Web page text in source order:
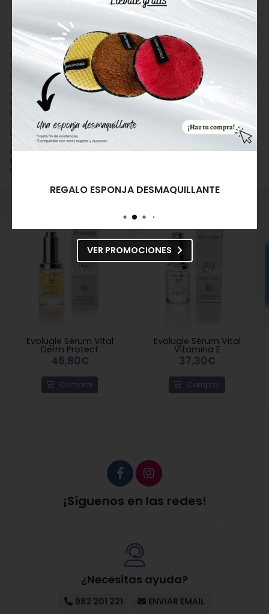
Hierro Extracto Mineral - Bohí Spa. El Hierro Extracto Mineral es la
solución para las pieles apagadas y sin luminosidad, ya que sus
principios activos aportan un aspecto sano y radiante.
ComprarBohí Spa Hierro Extracto Mineral por 43,00 €. Producto en
stock, recogida en tienda.
Precio, información, características, video e imágenes de
Bohí Spa
Hierro Extracto Mineral
referencia 8432666050027, EAN
8432666050027, pertenece a las categorías
Sérum
Hidratante/Nutritivo (169) ySérum Oxigenante (26) y a la marcaBohí
(57).
Encuentra productos relacionados y de similares características a
982 201 221 ENVIAR EMAIL
Evolugie Sérum Vital
Derm Protect
46,80€
Comprar
Evolugie Sérum Vital
Vitamina E
37,30€
Comprar
¡Síguenos en las redes!
¿Necesitas ayuda?
982 201 221 ENVIAR EMAIL
REGALO ESPONJA DESMAQUILLANTE
VER PROMOCIONES